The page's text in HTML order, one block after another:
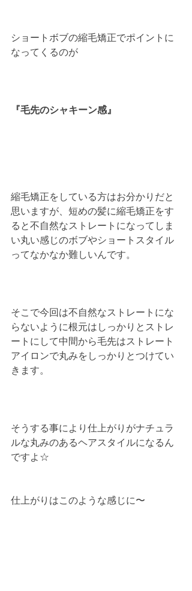
ショートボブの縮毛矯正でポイントに
なってくるのが
『毛先のシャキーン感』
縮毛矯正をしている方はお分かりだと
思いますが、短めの髪に縮毛矯正をす
ると不自然なストレートになってしま
い丸い感じのボブやショートスタイル
ってなかなか難しいんです。
そこで今回は不自然なストレートにな
らないように根元はしっかりとストレ
ートにして中間から毛先はストレート
アイロンで丸みをしっかりとつけてい
きます。
そうする事により仕上がりがナチュラ
ルな丸みのあるヘアスタイルになるん
ですよ☆
仕上がりはこのような感じに〜